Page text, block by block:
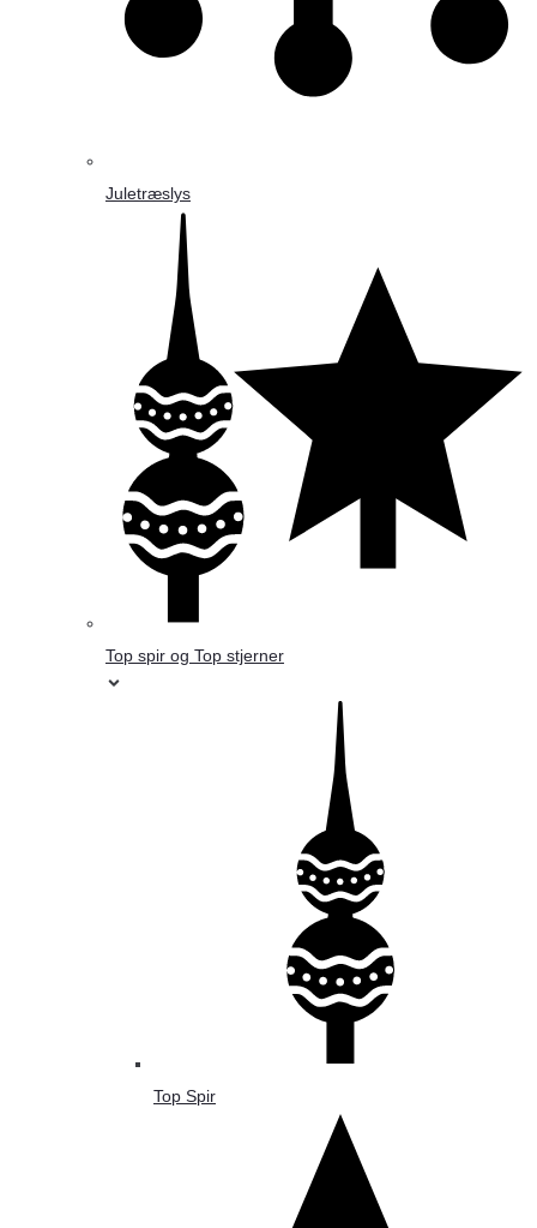
Juletræslys
Top spir og Top stjerner
Top Spir